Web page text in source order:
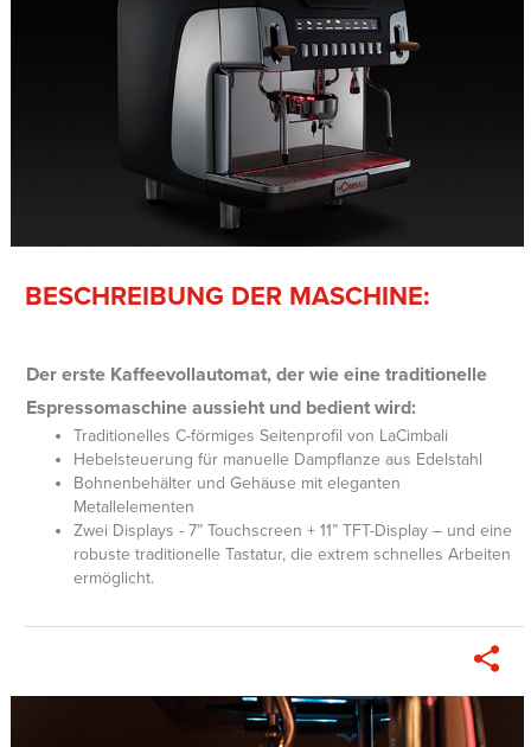
BESCHREIBUNG DER MASCHINE:
Der erste Kaffeevollautomat, der wie eine traditionelle
Espressomaschine aussieht und bedient wird:
Traditionelles C-förmiges Seitenprofil von LaCimbali
Hebelsteuerung für manuelle Dampflanze aus Edelstahl
Bohnenbehälter und Gehäuse mit eleganten
Metallelementen
Zwei Displays - 7” Touchscreen + 11” TFT-Display – und eine
robuste traditionelle Tastatur, die extrem schnelles Arbeiten
ermöglicht.